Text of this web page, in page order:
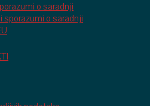
o saradnji
sporazumi o saradnji